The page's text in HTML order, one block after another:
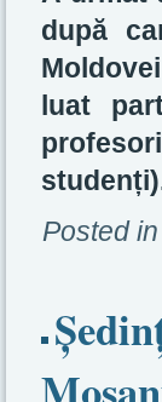
după
luat
Posted in